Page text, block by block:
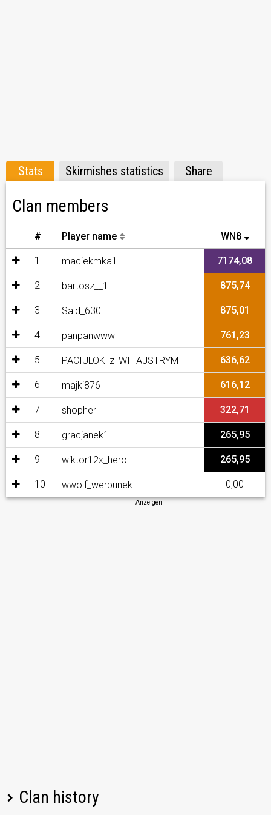
Stats Skirmishes statistics Share
Clan members
# Player name WN8
1 maciekmka1 7174,08
2 bartosz__1 875,74
3 Said_630 875,01
4 panpanwww 761,23
5 PACIULOK_z_WIHAJSTRYM 636,62
6 majki876 616,12
7 shopher 322,71
8 gracjanek1 265,95
9 wiktor12x_hero 265,95
10 wwolf_werbunek 0,00
Anzeigen
Clan history